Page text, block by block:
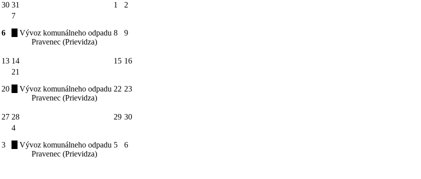
30 31 1 2
6
7
Vývoz komunálneho odpadu
Pravenec (Prievidza)
8 9
13 14 15 16
20
21
Vývoz komunálneho odpadu
Pravenec (Prievidza)
22 23
27 28 29 30
3
4
Vývoz komunálneho odpadu
Pravenec (Prievidza)
5 6